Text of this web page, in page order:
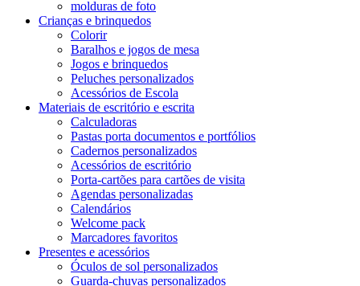
molduras de foto
Crianças e brinquedos
Colorir
Baralhos e jogos de mesa
Jogos e brinquedos
Peluches personalizados
Acessórios de Escola
Materiais de escritório e escrita
Calculadoras
Pastas porta documentos e portfólios
Cadernos personalizados
Acessórios de escritório
Porta-cartões para cartões de visita
Agendas personalizadas
Calendários
Welcome pack
Marcadores favoritos
Presentes e acessórios
Óculos de sol personalizados
Guarda-chuvas personalizados